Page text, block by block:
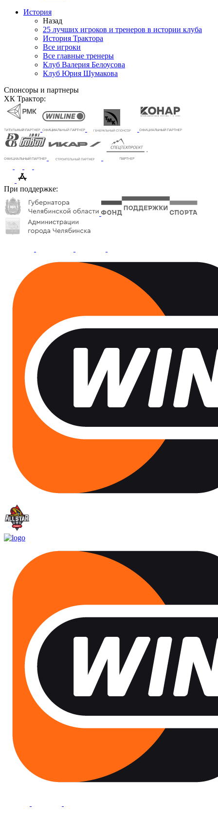
История
Назад
25 лучших игроков и тренеров в истории клуба
История Трактора
Все игроки
Все главные тренеры
Клуб Валерия Белоусова
Клуб Юрия Шумакова
Спонсоры и партнеры
ХК Трактор:
При поддержке: